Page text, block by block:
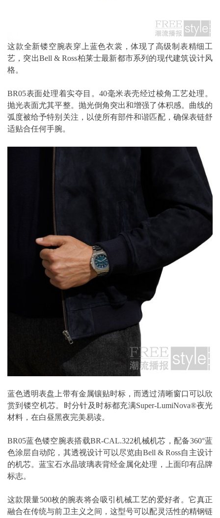
这款全新镂空腕表穿上蓝色衣裳，体现了高级制表精细工
艺，突出Bell & Ross柏莱士最新都市系列的现代建筑设计风
格。
BR05表面处理着实夺目。40毫米表壳经过棱角工艺处理。
抛光表面尤其平整。抛光倒角突出和增强了体积感。曲线的
弧度被给予特别关注，以使所有部件和谐匹配，确保表链舒
适贴合任何手腕。
蓝色透明表盘上带有金属镶贴时标，而透过清晰窗口可以欣
赏到镂空机芯。时分针及时标都充满Super-LumiNova®夜光
材料，在白昼黑夜完美易读。
BR05蓝色镂空腕表搭载BR-CAL.322机械机芯，配备360°蓝
色涂层自动陀，其透视设计可以尽览由Bell & Ross自主设计
的机芯。蓝宝石水晶玻璃表背经金属化处理，上面印有品牌
标志。
这款限量500枚的腕表将会吸引机械工艺的爱好者。它真正
融合在传统与前卫主义之间，这型号可以配灵活性的精钢链